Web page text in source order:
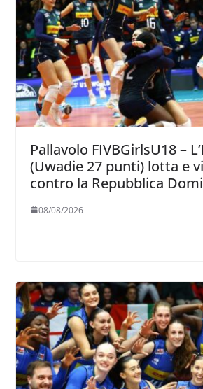
Pallavolo FIVBGirlsU18 –
(Uwadie 27 punti) lotta e
contro la Repubblica
08/08/2026